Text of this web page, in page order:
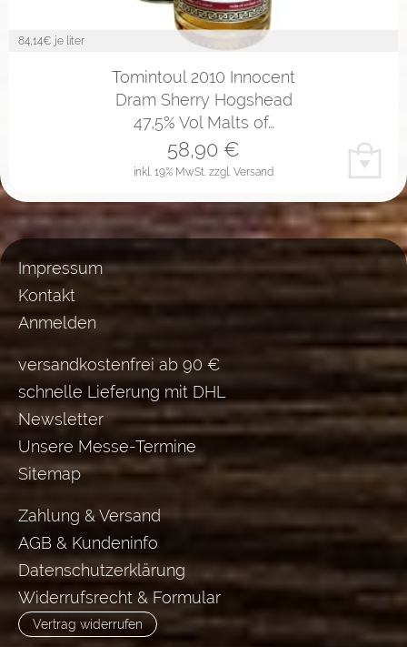
84,14€ je liter
Tomintoul 2010 Innocent
Dram Sherry Hogshead
47,5% Vol Malts of…
inkl. 19% MwSt. zzgl. Versand
58,90 €
Impressum
Kontakt
Anmelden
versandkostenfrei ab 90 €
schnelle Lieferung mit DHL
Newsletter
Unsere Messe-Termine
Sitemap
Zahlung & Versand
AGB & Kundeninfo
Datenschutzerklärung
Widerrufsrecht & Formular
Vertrag widerrufen